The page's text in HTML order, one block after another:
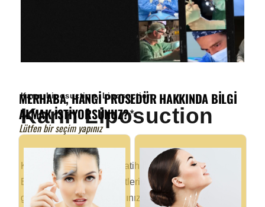
Karın Liposuction, Liposuction
Karın Liposuction
Karın Liposuction – Dr. Fatih Dağdelen ile Yepyeni
Bir Siz! Sevdiğiniz kıyafetlerin içinde harika
görünmek, aynaya baktığınızda kendinize hayran